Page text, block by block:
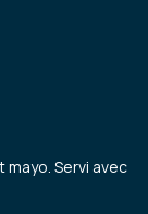
mayo. Servi avec